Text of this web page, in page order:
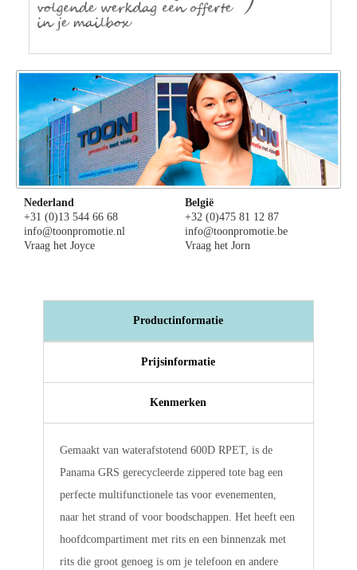
Nederland
+31 (0)13 544 66 68
info@toonpromotie.nl
Vraag het Joyce
België
+32 (0)475 81 12 87
info@toonpromotie.be
Vraag het Jorn
Productinformatie
Prijsinformatie
Kenmerken
Gemaakt van waterafstotend 600D RPET, is de
Panama GRS gerecycleerde zippered tote bag een
perfecte multifunctionele tas voor evenementen,
naar het strand of voor boodschappen. Het heeft een
hoofdcompartiment met rits en een binnenzak met
rits die groot genoeg is om je telefoon en andere